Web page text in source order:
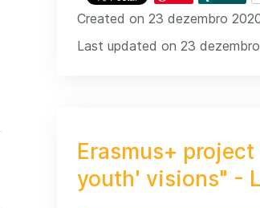
Created on 23 dezembro
Last updated on 23
Erasmus+
youth' visions" -